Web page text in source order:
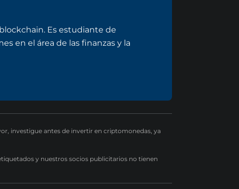
Es estudiante de
en el área de las finanzas y la
investigue antes de invertir en criptomonedas, ya
y nuestros socios publicitarios no tienen